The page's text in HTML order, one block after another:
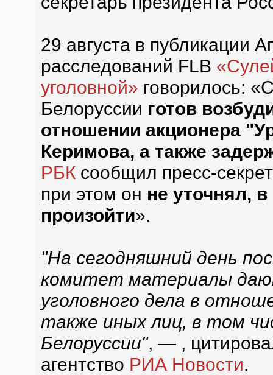
29 августа в публикации
расследований FLB
уголовной» говорилось:
Белоруссии готов
отношении акционера
Керимова, а также
РБКсообщил пресс-
при этом он не уточнял,
произойти».
"На сегодняшний день
комитет материалы
уголовного дела в
также иных лиц, в том
Белоруссии", — ,
агентство РИА Новости.